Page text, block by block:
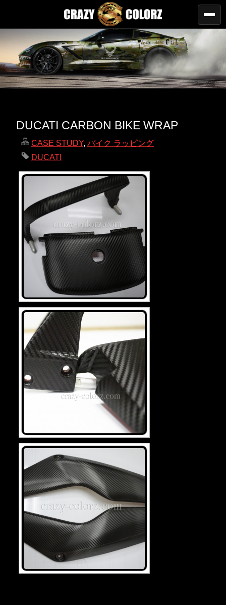
DUCATI CARBON BIKE WRAP
CASE STUDY, バイク ラッピング
DUCATI